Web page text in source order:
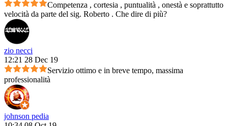
Competenza , cortesia , puntualità , onestà e soprattutto
velocità da parte del sig. Roberto . Che dire di più?
zio necci
12:21 28 Dec 19
Servizio ottimo e in breve tempo, massima
professionalità
johnson pedia